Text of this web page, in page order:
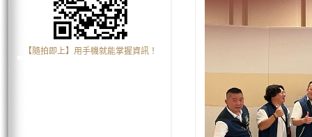
【隨拍即上】用手機就能掌握資訊！